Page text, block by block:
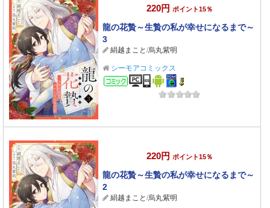
220円 ポイント15％
龍の花贄～生贄の私が幸せになるまで～
3
絹越まこと /烏丸紫明
シーモアコミックス
コミック
220円 ポイント15％
龍の花贄～生贄の私が幸せになるまで～
2
絹越まこと /烏丸紫明